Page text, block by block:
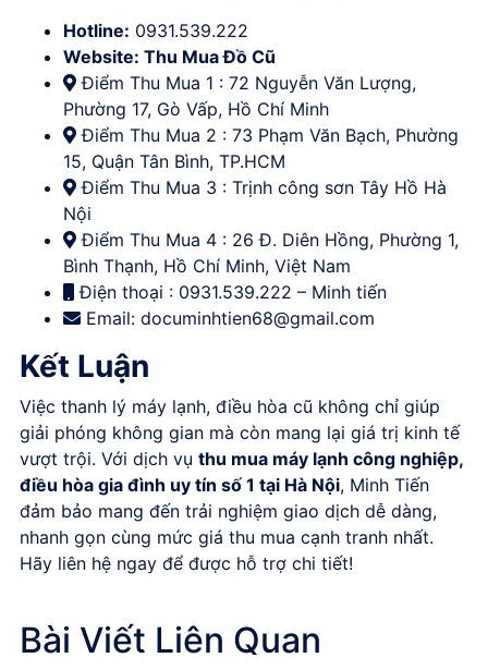
Hotline: 0931.539.222
Website: Thu Mua Đồ Cũ
Điểm Thu Mua 1 : 72 Nguyễn Văn Lượng,
Phường 17, Gò Vấp, Hồ Chí Minh
Điểm Thu Mua 2 : 73 Phạm Văn Bạch, Phường
15, Quận Tân Bình, TP.HCM
Điểm Thu Mua 3 : Trịnh công sơn Tây Hồ Hà
Nội
Điểm Thu Mua 4 : 26 Đ. Diên Hồng, Phường 1,
Bình Thạnh, Hồ Chí Minh, Việt Nam
Điện thoại : 0931.539.222 – Minh tiến
Email: documinhtien68@gmail.com
Kết Luận
Việc thanh lý máy lạnh, điều hòa cũ không chỉ giúp
giải phóng không gian mà còn mang lại giá trị kinh tế
vượt trội. Với dịch vụ thu mua máy lạnh công nghiệp,
điều hòa gia đình uy tín số 1 tại Hà Nội, Minh Tiến
đảm bảo mang đến trải nghiệm giao dịch dễ dàng,
nhanh gọn cùng mức giá thu mua cạnh tranh nhất.
Hãy liên hệ ngay để được hỗ trợ chi tiết!
Bài Viết Liên Quan